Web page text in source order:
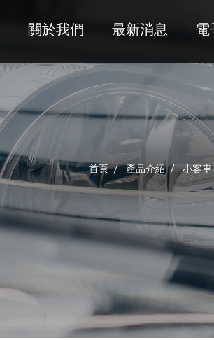
關於我們 最新消息
首頁 產品介紹 小客車